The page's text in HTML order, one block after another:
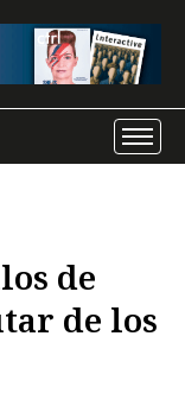
de
de los